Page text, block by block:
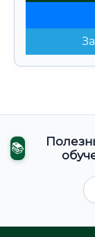
📚